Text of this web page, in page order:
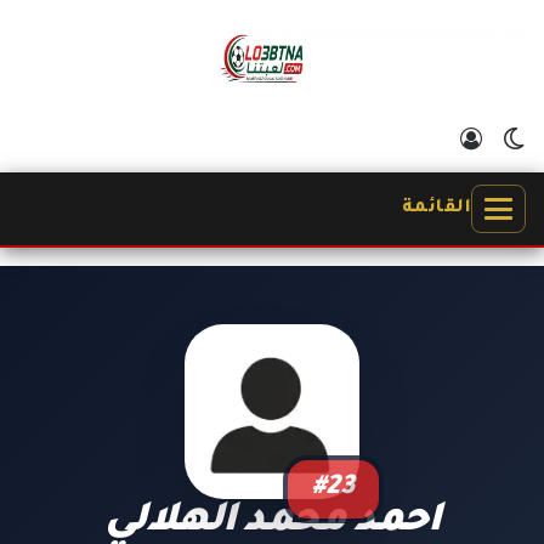
الوضع المظلم
القائمة
#23
احمد محمد الهلالي